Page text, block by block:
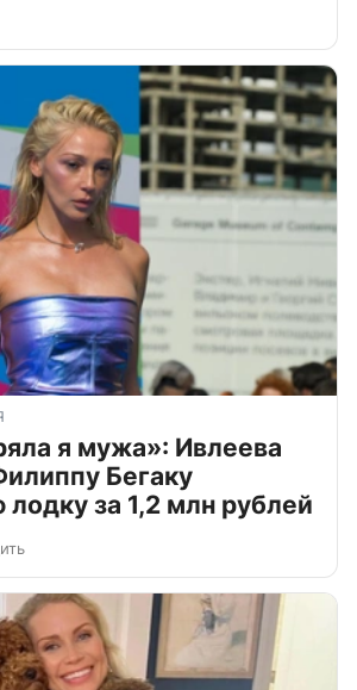
я мужа»: Ивлеева
Бегаку
за 1,2 млн рублей